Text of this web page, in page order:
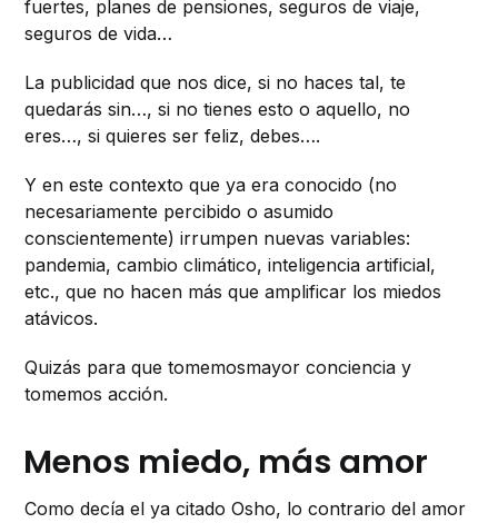
fuertes, planes de pensiones, seguros de viaje,
seguros de vida…
La publicidad que nos dice, si no haces tal, te
quedarás sin…, si no tienes esto o aquello, no
eres…, si quieres ser feliz, debes….
Y en este contexto que ya era conocido (no
necesariamente percibido o asumido
conscientemente) irrumpen nuevas variables:
pandemia, cambio climático, inteligencia artificial,
etc., que no hacen más que amplificar los miedos
atávicos.
Quizás para que tomemosmayor conciencia y
tomemos acción.
Menos miedo, más amor
Como decía el ya citado Osho, lo contrario del amor